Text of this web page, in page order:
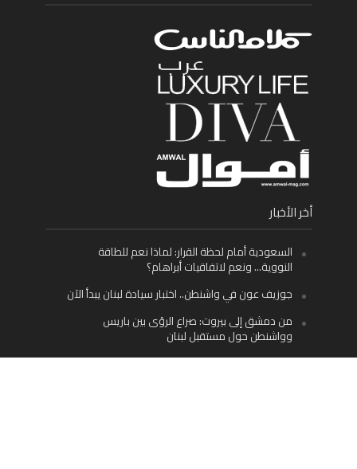
أخر الأخبار
السعودية أمام لحظة القرار: لماذا نعم للطاقة
النووية… ونعم لاتفاقيات أبراهام؟
جوزيف عون في واشنطن.. اختبار سيادة لبنان يبدأ الآن
من دمشق إلى بيروت: صراع الرؤى بين باريس
وواشنطن حول مستقبل لبنان
اليسار اللبناني «اليقظ» وسيادة الدولة: لماذا يُعدّ نزع